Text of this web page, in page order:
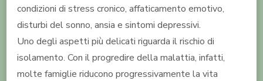
condizioni di stress cronico, affaticamento emotivo,
disturbi del sonno, ansia e sintomi depressivi.
Uno degli aspetti più delicati riguarda il rischio di
isolamento. Con il progredire della malattia, infatti,
molte famiglie riducono progressivamente la vita